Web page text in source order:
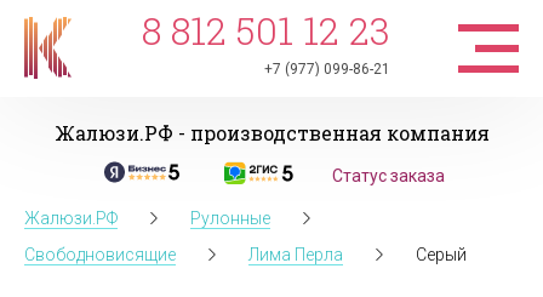
8 812 501 12 23
+7 (977) 099-86-21
Жалюзи.РФ - производственная компания
Статус заказа
Жалюзи.РФ
Рулонные
Свободновисящие
Лима Перла Серый